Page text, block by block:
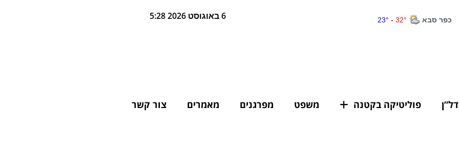
6 באוגוסט 2026 5:28
פוליטיקה בקטנה משפט מפרגנים מאמרים צור קשר